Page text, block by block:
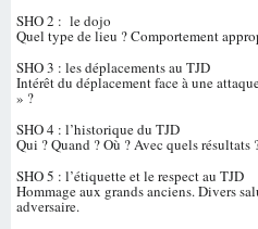
SHO 2 : le dojo
Quel type de lieu ? Comportement
SHO 3 : les déplacements au TJD
Intérêt du déplacement face à une
» ?
SHO 4 : l’historique du TJD
Qui ? Quand ? Où ? Avec quels résultats
SHO 5 : l’étiquette et le respect au TJD
Hommage aux grands anciens. Divers
adversaire.